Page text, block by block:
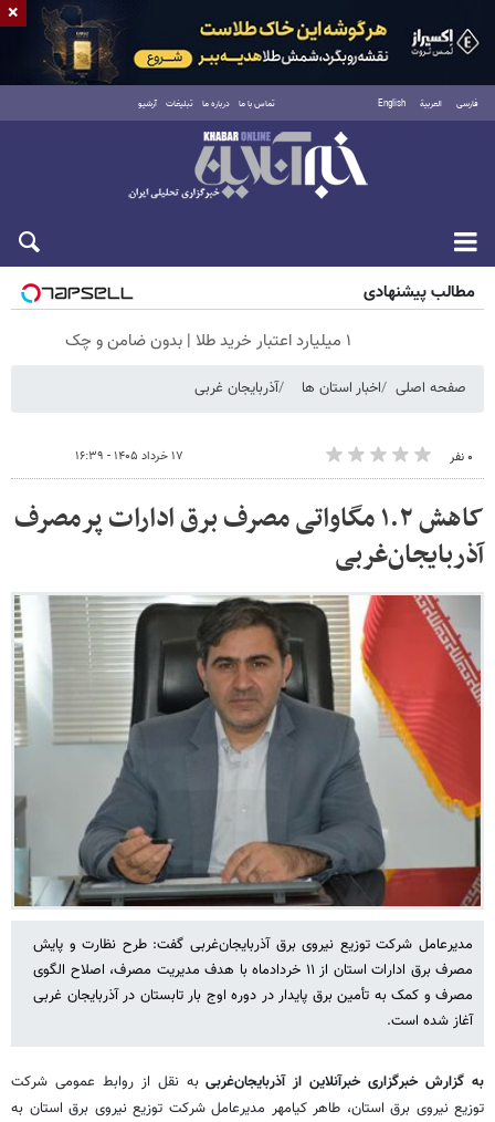
فارسی العربية English تماس با ما درباره ما تبلیغات آرشیو
جمعه ۱۶ مرداد ۱۴۰۵
مطالب پیشنهادی
۱ میلیارد اعتبار خرید طلا | بدون ضامن و چک
صفحه اصلی اخبار استان ها آذربایجان غربی
۰ نفر ۱۷ خرداد ۱۴۰۵ - ۱۶:۳۹
کاهش ۱.۲ مگاواتی مصرف برق ادارات پرمصرف
آذربایجان‌غربی
مدیرعامل شرکت توزیع نیروی برق آذربایجان‌غربی گفت: طرح نظارت و پایش
مصرف برق ادارات استان از ۱۱ خردادماه با هدف مدیریت مصرف، اصلاح الگوی
مصرف و کمک به تأمین برق پایدار در دوره اوج بار تابستان در آذربایجان غربی
آغاز شده است.
به گزارش خبرگزاری خبرآنلاین از آذربایجان‌غربی به نقل از روابط عمومی شرکت
توزیع نیروی برق استان، طاهر کیامهر مدیرعامل شرکت توزیع نیروی برق استان به
×